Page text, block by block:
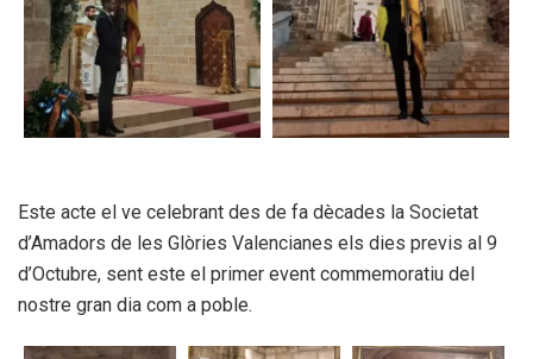
Este acte el ve celebrant des de fa dècades la Societat
d’Amadors de les Glòries Valencianes els dies previs al 9
d’Octubre, sent este el primer event commemoratiu del
nostre gran dia com a poble.